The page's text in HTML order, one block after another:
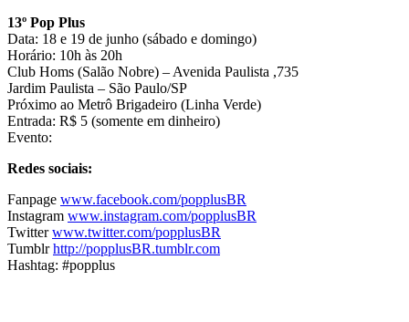
13º Pop Plus
Data: 18 e 19 de junho (sábado e domingo)
Horário: 10h às 20h
Club Homs (Salão Nobre) – Avenida Paulista ,735
Jardim Paulista – São Paulo/SP
Próximo ao Metrô Brigadeiro (Linha Verde)
Entrada: R$ 5 (somente em dinheiro)
Evento:
Redes sociais:
Fanpage www.facebook.com/popplusBR
Instagram www.instagram.com/popplusBR
Twitterwww.twitter.com/popplusBR
Tumblrhttp://popplusBR.tumblr.com
Hashtag: #popplus